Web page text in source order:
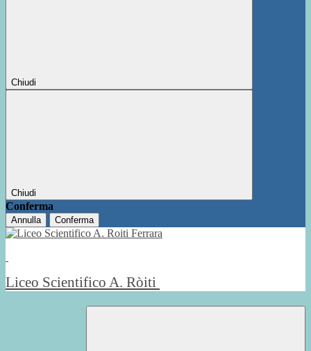
Chiudi
Chiudi
Conferma
Annulla Conferma
Liceo Scientifico A. Ròiti